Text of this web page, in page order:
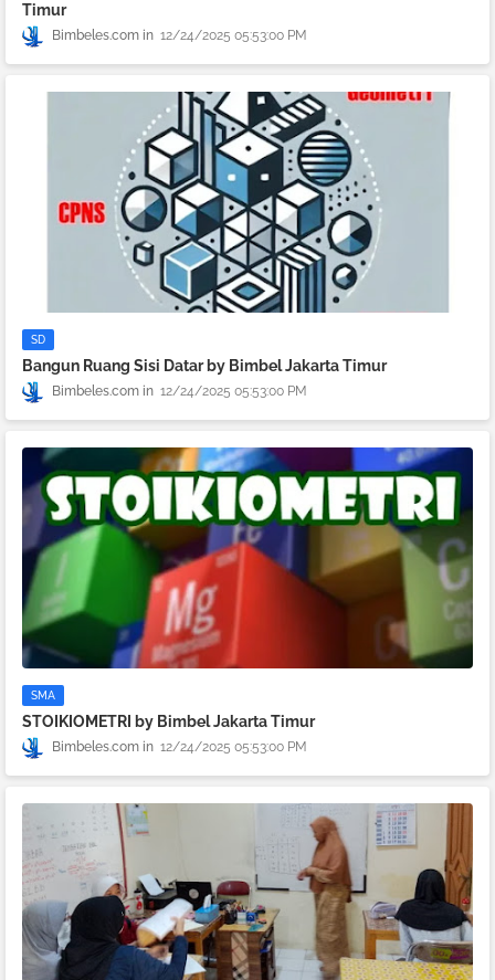
Timur
Bimbeles.com 12/24/2025 05:53:00 PM
SD
Bangun Ruang Sisi Datar by Bimbel Jakarta Timur
Bimbeles.com 12/24/2025 05:53:00 PM
SMA
STOIKIOMETRI by Bimbel Jakarta Timur
Bimbeles.com 12/24/2025 05:53:00 PM